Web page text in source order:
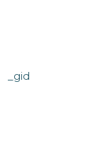
_gid